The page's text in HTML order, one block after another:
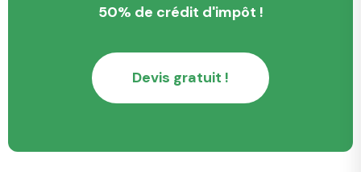
50% de crédit d'impôt !
Devis gratuit !